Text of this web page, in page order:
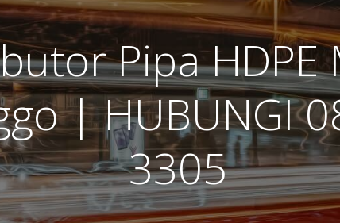
Pipa HDPE
| HUBUNGI
3305